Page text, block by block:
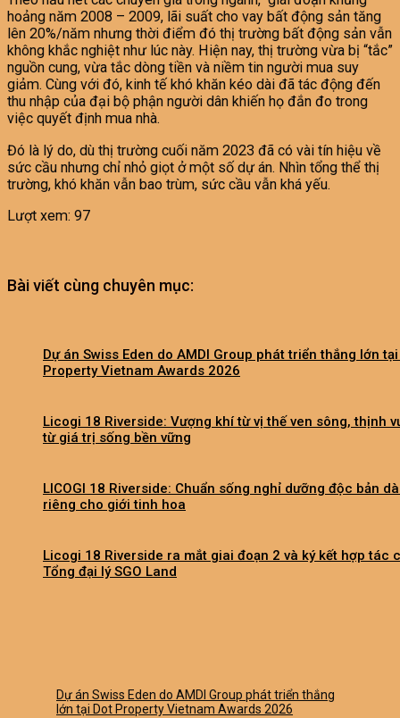
hoảng năm 2008 – 2009, lãi suất cho vay bất động sản tăng
lên 20%/năm nhưng thời điểm đó thị trường bất động sản vẫn
không khắc nghiệt như lúc này. Hiện nay, thị trường vừa bị “tắc”
nguồn cung, vừa tắc dòng tiền và niềm tin người mua suy
giảm. Cùng với đó, kinh tế khó khăn kéo dài đã tác động đến
thu nhập của đại bộ phận người dân khiến họ đắn đo trong
việc quyết định mua nhà.
Đó là lý do, dù thị trường cuối năm 2023 đã có vài tín hiệu về
sức cầu nhưng chỉ nhỏ giọt ở một số dự án. Nhìn tổng thể thị
trường, khó khăn vẫn bao trùm, sức cầu vẫn khá yếu.
Lượt xem: 97
Bài viết cùng chuyên mục:
Dự án Swiss Eden do AMDI Group phát triển thắng lớn
Property Vietnam Awards 2026
Licogi 18 Riverside: Vượng khí từ vị thế ven sông, thịnh
từ giá trị sống bền vững
LICOGI 18 Riverside: Chuẩn sống nghỉ dưỡng độc bản
riêng cho giới tinh hoa
Licogi 18 Riverside ra mắt giai đoạn 2 và ký kết hợp tác
Tổng đại lý SGO Land
Dự án Swiss Eden do AMDI Group phát triển thắng
lớn tại Dot Property Vietnam Awards 2026